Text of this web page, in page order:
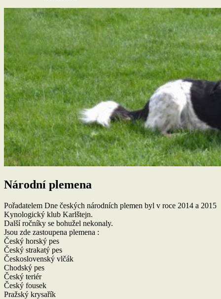
Národní plemena
Pořadatelem Dne českých národních plemen byl v roce 2014 a 2015
Kynologický klub Karlštejn.
Další ročníky se bohužel nekonaly.
Jsou zde zastoupena plemena :
Český horský pes
Český strakatý pes
Československý vlčák
Chodský pes
Český teriér
Český fousek
Pražský krysařík